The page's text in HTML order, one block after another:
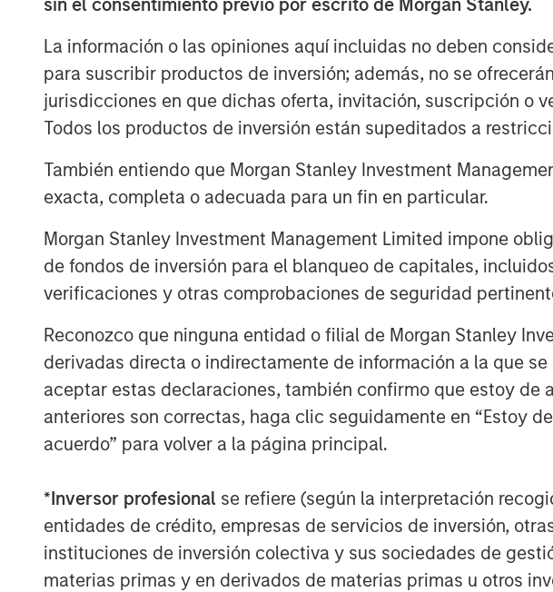
La información o las opiniones aquí incluidas no deben
para suscribir productos de inversión; además, no se
jurisdicciones en que dichas oferta, invitación, suscripción o
Todos los productos de inversión están supeditados a
También entiendo que Morgan Stanley Investment
exacta, completa o adecuada para un fin en particular.
Morgan Stanley Investment Management Limited impone
de fondos de inversión para el blanqueo de capitales,
verificaciones y otras comprobaciones de seguridad
Reconozco que ninguna entidad o filial de Morgan Stanley
derivadas directa o indirectamente de información a la que
aceptar estas declaraciones, también confirmo que estoy de
anteriores son correctas, haga clic seguidamente en “Estoy
acuerdo” para volver a la página principal.
*Inversor profesional se refiere (según la interpretación
entidades de crédito, empresas de servicios de inversión,
instituciones de inversión colectiva y sus sociedades de
materias primas y en derivados de materias primas u otros
About Morgan Stanley Credit Partners
Morgan Stanley Credit Partners, part of Morgan Stanley
companies. With approximately $1 billion in capital under
Stanley Credit Partners’ experienced investment
leveraged finance markets. Based in New York, the team
capital in North America and Western Europe. For further
Morgan Stanley Credit Partners, please
About Morgan Stanley
Morgan Stanley (NYSE: MS) is a leading global financial
a wide range of investment banking, securities, investment
including corporations, governments, institutions and
than 1,300 offices in 42 countries. For further information
please visitwww.morganstanley.com.